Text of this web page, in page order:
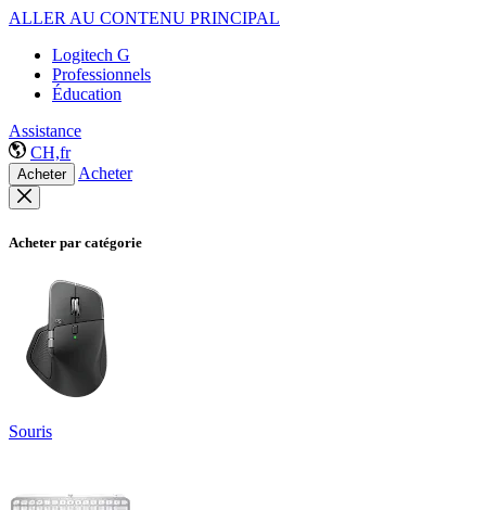
ALLER AU CONTENU PRINCIPAL
Logitech G
Professionnels
Éducation
Assistance
CH,fr
Acheter Acheter
Acheter par catégorie
Souris